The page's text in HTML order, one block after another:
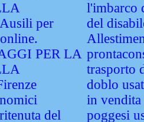
per
PER LA
del
l'imbarco
del
trasporto
doblo
in
poggesi